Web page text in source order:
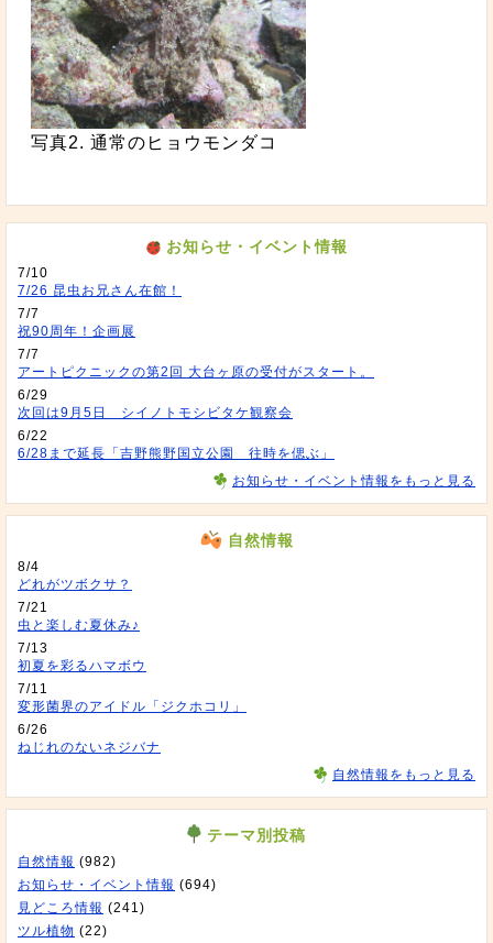
写真2. 通常のヒョウモンダコ
お知らせ・イベント情報
7/10
7/26 昆虫お兄さん在館！
7/7
祝90周年！企画展
7/7
アートピクニックの第2回 大台ヶ原の受付がスタート。
6/29
次回は9月5日 シイノトモシビタケ観察会
6/22
6/28まで延長「吉野熊野国立公園 往時を偲ぶ」
お知らせ・イベント情報をもっと見る
自然情報
8/4
どれがツボクサ？
7/21
虫と楽しむ夏休み♪
7/13
初夏を彩るハマボウ
7/11
変形菌界のアイドル「ジクホコリ」
6/26
ねじれのないネジバナ
自然情報をもっと見る
テーマ別投稿
自然情報 (982)
お知らせ・イベント情報 (694)
見どころ情報 (241)
ツル植物 (22)